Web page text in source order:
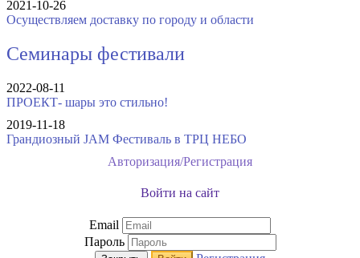
2021-10-26
Осуществляем доставку по городу и области
Семинары фестивали
2022-08-11
ПРОЕКТ- шары это стильно!
2019-11-18
Грандиозный JAM Фестиваль в ТРЦ НЕБО
Авторизация/Регистрация
Войти на сайт
Email
Пароль